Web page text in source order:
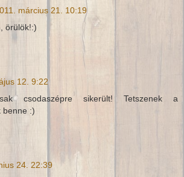
március 21. 10:19
örülök!:)
12. 9:22
csodaszépre sikerült! Tetszenek a
benne :)
24. 22:39